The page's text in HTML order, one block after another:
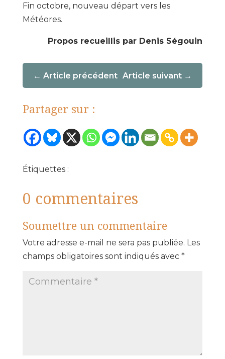
Fin octobre, nouveau départ vers les
Météores.
Propos recueillis par Denis Ségouin
Article suivant
Article précédent
Partager sur :
Étiquettes :
0 commentaires
Soumettre un commentaire
Votre adresse e-mail ne sera pas publiée. Les
champs obligatoires sont indiqués avec *